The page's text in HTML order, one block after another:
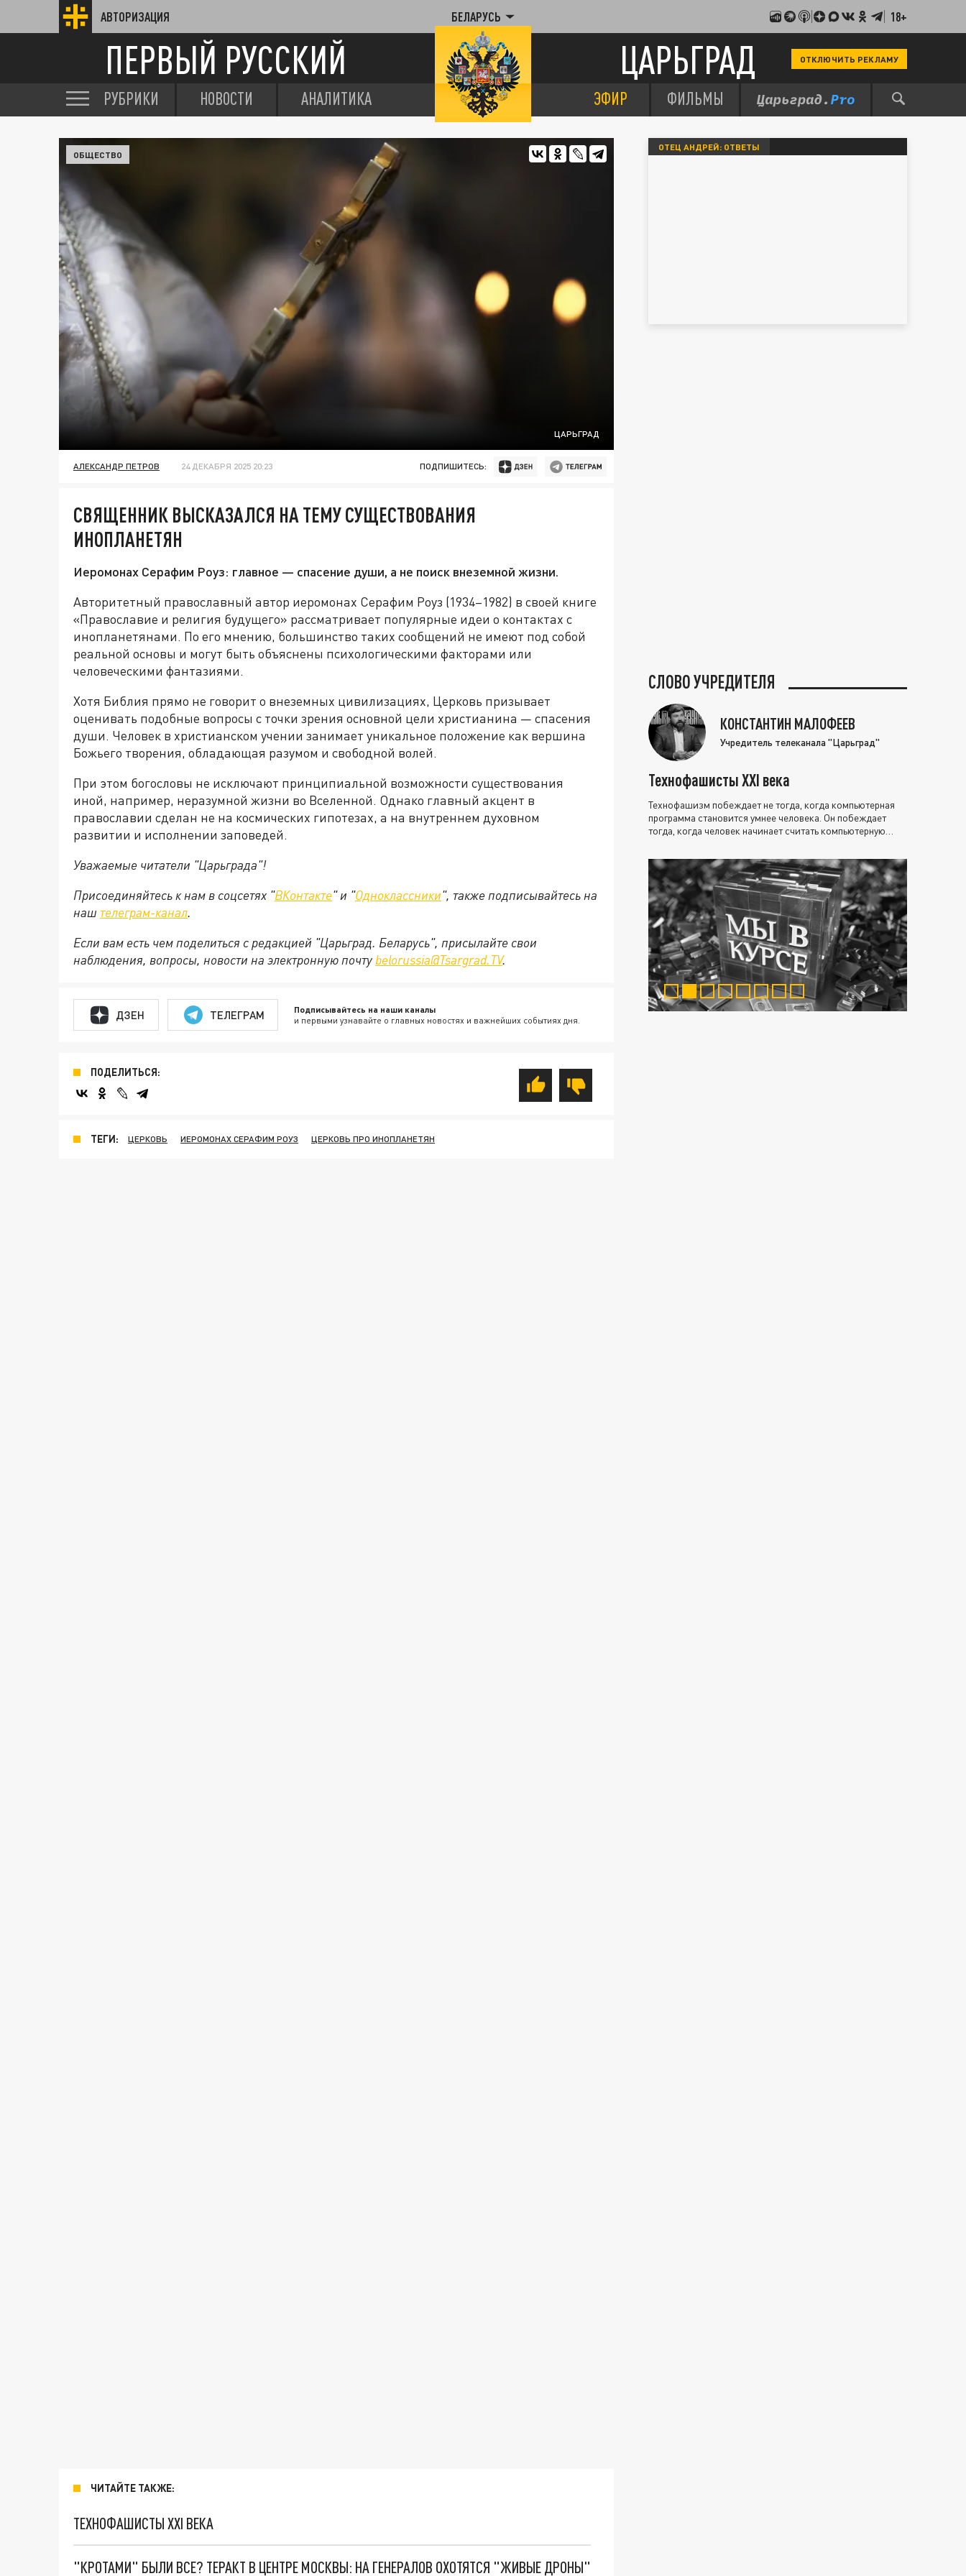
АВТОРИЗАЦИЯ БЕЛАРУСЬ 18+
ПЕРВЫЙ РУССКИЙ ЦАРЬГРАД ОТКЛЮЧИТЬ РЕКЛАМУ
РУБРИКИ НОВОСТИ АНАЛИТИКА ЭФИР ФИЛЬМЫ
ЦАРЬГРАД
ОБЩЕСТВО
АЛЕКСАНДР ПЕТРОВ 24 ДЕКАБРЯ 2025 20:23 ПОДПИШИТЕСЬ:
СВЯЩЕННИК ВЫСКАЗАЛСЯ НА ТЕМУ СУЩЕСТВОВАНИЯ
ИНОПЛАНЕТЯН
Иеромонах Серафим Роуз: главное — спасение души, а не поиск внеземной жизни.
Авторитетный православный автор иеромонах Серафим Роуз (1934–1982) в своей книге
«Православие и религия будущего» рассматривает популярные идеи о контактах с
инопланетянами. По его мнению, большинство таких сообщений не имеют под собой
реальной основы и могут быть объяснены психологическими факторами или
человеческими фантазиями.
Хотя Библия прямо не говорит о внеземных цивилизациях, Церковь призывает
оценивать подобные вопросы с точки зрения основной цели христианина — спасения
души. Человек в христианском учении занимает уникальное положение как вершина
Божьего творения, обладающая разумом и свободной волей.
При этом богословы не исключают принципиальной возможности существования
иной, например, неразумной жизни во Вселенной. Однако главный акцент в
православии сделан не на космических гипотезах, а на внутреннем духовном
развитии и исполнении заповедей.
Уважаемые читатели "Царьграда"!
Присоединяйтесь к нам в соцсетях "ВКонтакте" и "Одноклассники", также подписывайтесь на
наш телеграм-канал.
Если вам есть чем поделиться с редакцией "Царьград. Беларусь", присылайте свои
наблюдения, вопросы, новости на электронную почту belorussia@Tsargrad.TV.
ДЗЕН ТЕЛЕГРАМ Подписывайтесь на наши каналы
и первыми узнавайте о главных новостях и важнейших событиях дня.
ПОДЕЛИТЬСЯ:
ТЕГИ: ЦЕРКОВЬ ИЕРОМОНАХ СЕРАФИМ РОУЗ ЦЕРКОВЬ ПРО ИНОПЛАНЕТЯН
ЧИТАЙТЕ ТАКЖЕ:
ТЕХНОФАШИСТЫ XXI ВЕКА
"КРОТАМИ" БЫЛИ ВСЕ? ТЕРАКТ В ЦЕНТРЕ МОСКВЫ: НА ГЕНЕРАЛОВ ОХОТЯТСЯ "ЖИВЫЕ ДРОНЫ"
ОТЕЦ АНДРЕЙ: ОТВЕТЫ
СЛОВО УЧРЕДИТЕЛЯ
КОНСТАНТИН МАЛОФЕЕВ
Учредитель телеканала "Царьград"
Технофашисты XXI века
Технофашизм побеждает не тогда, когда компьютерная
программа становится умнее человека. Он побеждает
тогда, когда человек начинает считать компьютерную